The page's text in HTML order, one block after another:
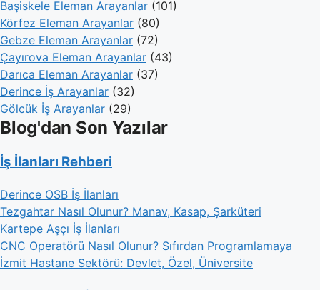
Başiskele Eleman Arayanlar (101)
Körfez Eleman Arayanlar (80)
Gebze Eleman Arayanlar (72)
Çayırova Eleman Arayanlar (43)
Darıca Eleman Arayanlar (37)
Derince İş Arayanlar (32)
Gölcük İş Arayanlar (29)
Blog'dan Son Yazılar
İş İlanları Rehberi
Derince OSB İş İlanları
Tezgahtar Nasıl Olunur? Manav, Kasap, Şarküteri
Kartepe Aşçı İş İlanları
CNC Operatörü Nasıl Olunur? Sıfırdan Programlamaya
İzmit Hastane Sektörü: Devlet, Özel, Üniversite